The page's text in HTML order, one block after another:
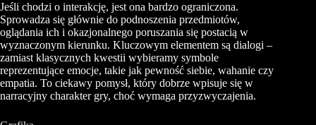
Jeśli chodzi o interakcję, jest ona bardzo ograniczona.
Sprowadza się głównie do podnoszenia przedmiotów,
oglądania ich i okazjonalnego poruszania się postacią w
wyznaczonym kierunku. Kluczowym elementem są dialogi –
zamiast klasycznych kwestii wybieramy symbole
reprezentujące emocje, takie jak pewność siebie, wahanie czy
empatia. To ciekawy pomysł, który dobrze wpisuje się w
narracyjny charakter gry, choć wymaga przyzwyczajenia.